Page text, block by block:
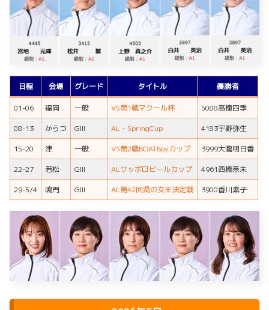
日程 会場 グレード タイトル 優勝者
01-06 福岡 一般 VS第1戦マクール杯
5088高憧四季
08-13
からつ GIII AL・SpringCup
4183宇野弥生
15-20
津 一般 VS第2戦BOATBoyカップ
3999大瀧明日香
22-27
若松 GIII ALサッポロビールカップ
4961西橋奈未
29-5/4
鳴門 GIII AL第42回渦の女王決定戦 3900香川素子